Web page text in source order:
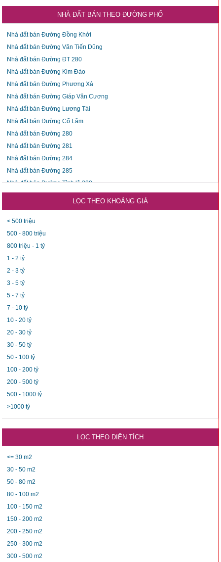
NHÀ ĐẤT BÁN THEO ĐƯỜNG PHỐ
Nhà đất bán Đường Đồng Khởi
Nhà đất bán Đường Văn Tiến Dũng
Nhà đất bán Đường ĐT 280
Nhà đất bán Đường Kim Đào
Nhà đất bán Đường Phương Xá
Nhà đất bán Đường Giáp Văn Cương
Nhà đất bán Đường Lương Tài
Nhà đất bán Đường Cổ Lãm
Nhà đất bán Đường 280
Nhà đất bán Đường 281
Nhà đất bán Đường 284
Nhà đất bán Đường 285
Nhà đất bán Đường Tỉnh lộ 280
Nhà đất bán Đường Tỉnh lộ 284
Nhà đất bán Đường Tỉnh lộ 285
LỌC THEO KHOẢNG GIÁ
< 500 triệu
500 - 800 triệu
800 triệu - 1 tỷ
1 - 2 tỷ
2 - 3 tỷ
3 - 5 tỷ
5 - 7 tỷ
7 - 10 tỷ
10 - 20 tỷ
20 - 30 tỷ
30 - 50 tỷ
50 - 100 tỷ
100 - 200 tỷ
200 - 500 tỷ
500 - 1000 tỷ
>1000 tỷ
LỌC THEO DIỆN TÍCH
<= 30 m2
30 - 50 m2
50 - 80 m2
80 - 100 m2
100 - 150 m2
150 - 200 m2
200 - 250 m2
250 - 300 m2
300 - 500 m2